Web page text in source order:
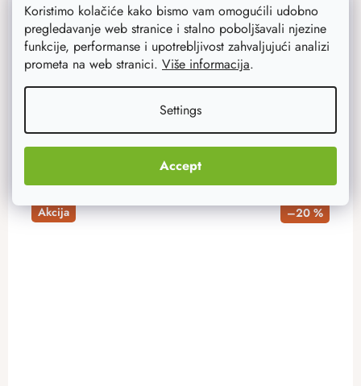
Koristimo kolačiće kako bismo vam omogućili udobno
pregledavanje web stranice i stalno poboljšavali njezine
funkcije, performanse i upotrebljivost zahvaljujući analizi
prometa na web stranici. Više informacija.
Settings
Accept
39,50 €
65,80 €
Na zalihi
ADD TO CART
Akcija –20 %